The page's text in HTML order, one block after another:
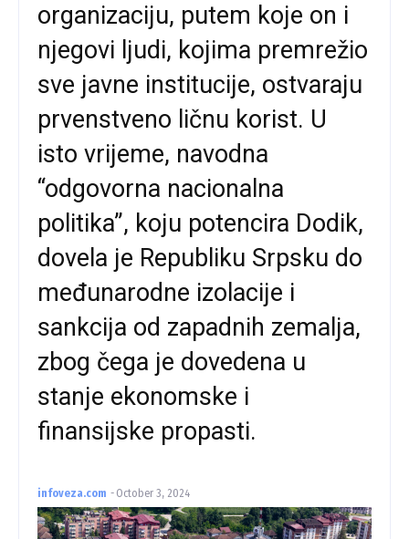
organizaciju, putem koje on i
njegovi ljudi, kojima premrežio
sve javne institucije, ostvaraju
prvenstveno ličnu korist. U
isto vrijeme, navodna
“odgovorna nacionalna
politika”, koju potencira Dodik,
dovela je Republiku Srpsku do
međunarodne izolacije i
sankcija od zapadnih zemalja,
zbog čega je dovedena u
stanje ekonomske i
finansijske propasti.
infoveza.com - October 3, 2024